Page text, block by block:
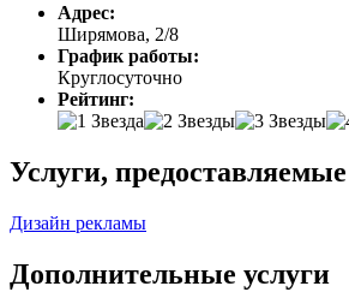
Адрес:
Ширямова, 2/8
График работы:
Круглосуточно
Рейтинг:
Услуги,
Дизайн рекламы
Дополнительные услуги